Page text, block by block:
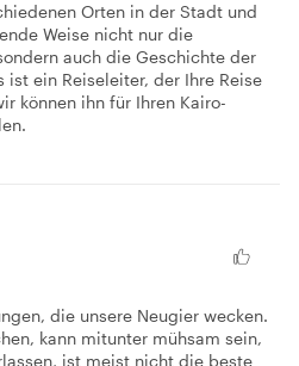
Orten in der Stadt und
Weise nicht nur die
auch die Geschichte der
ist ein Reiseleiter, der Ihre Reise
können ihn für Ihren Kairo-
die unsere Neugier wecken.
kann mitunter mühsam sein,
ist meist nicht die beste